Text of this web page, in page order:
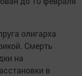
олигарха
Смерть
на
в